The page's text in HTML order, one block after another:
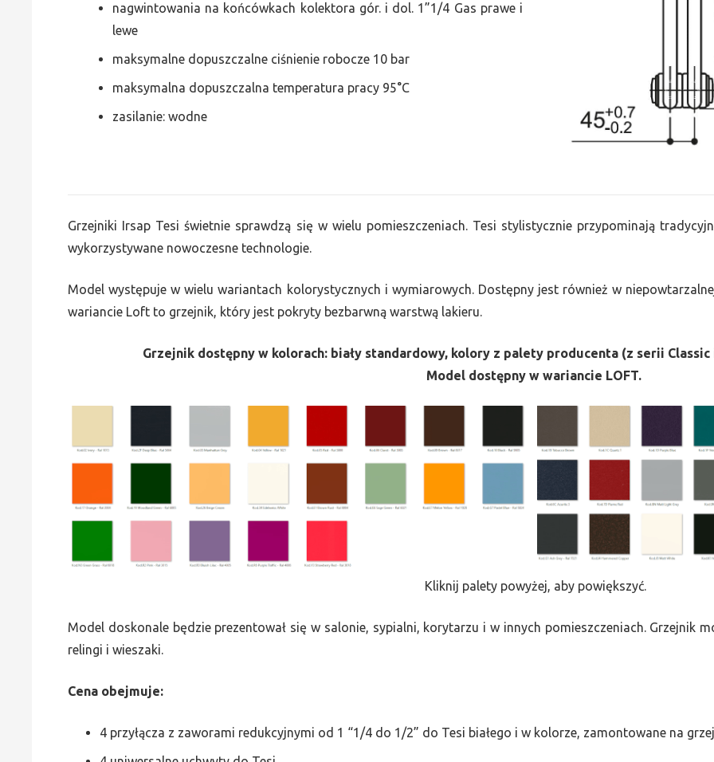
nagwintowania na końcówkach kolektora gór. i dol. 1”1/4 Gas prawe i
lewe
maksymalne dopuszczalne ciśnienie robocze 10 bar
maksymalna dopuszczalna temperatura pracy 95°C
zasilanie: wodne
Grzejniki Irsap Tesi świetnie sprawdzą się w wielu pomieszczeniach. Tesi stylistycznie przypominają
wykorzystywane nowoczesne technologie.
Model występuje w wielu wariantach kolorystycznych i wymiarowych. Dostępny jest również w
wariancie Loft to grzejnik, który jest pokryty bezbarwną warstwą lakieru.
Grzejnik dostępny w kolorach: biały standardowy, kolory z palety producenta (z serii
Model dostępny w wariancie LOFT.
Kliknij palety powyżej, aby powiększyć.
Model doskonale będzie prezentował się w salonie, sypialni, korytarzu i w innych pomieszczeniach. Grzejnik
relingi i wieszaki.
Cena obejmuje:
4 przyłącza z zaworami redukcyjnymi od 1 “1/4 do 1/2” do Tesi białego i w kolorze, zamontowane na